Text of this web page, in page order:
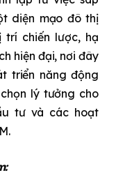
diện mạo đô thị
trí chiến lược, hạ
hiện đại, nơi đây
triển năng động
lý tưởng cho
tư và các hoạt